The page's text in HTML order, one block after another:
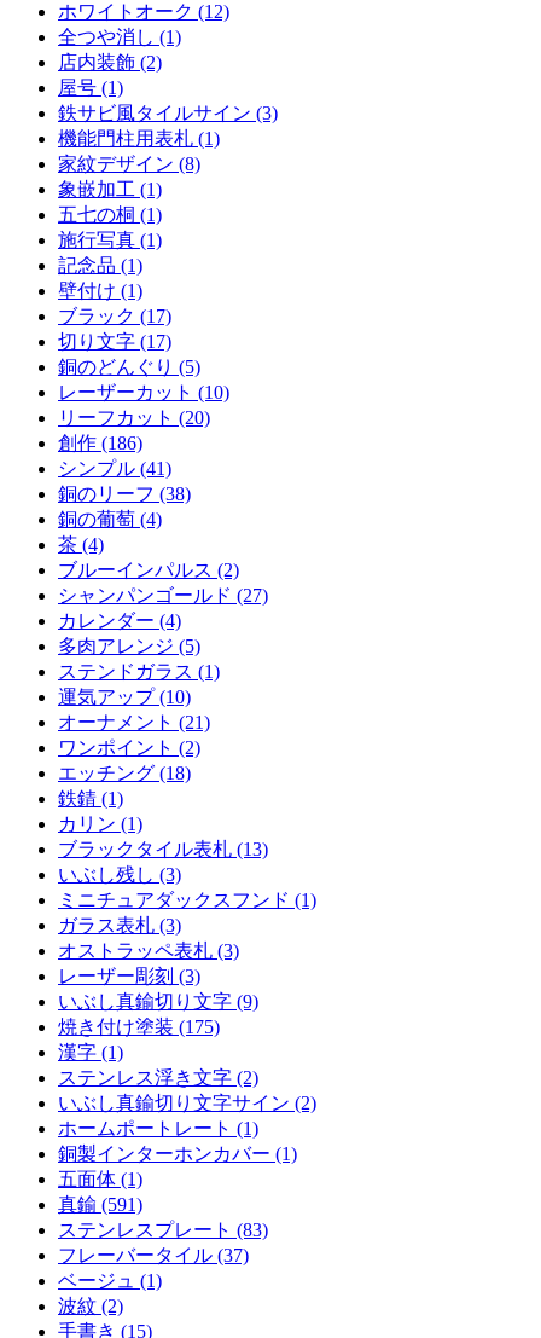
ホワイトオーク (12)
全つや消し (1)
店内装飾 (2)
屋号 (1)
鉄サビ風タイルサイン (3)
機能門柱用表札 (1)
家紋デザイン (8)
象嵌加工 (1)
五七の桐 (1)
施行写真 (1)
記念品 (1)
壁付け (1)
ブラック (17)
切り文字 (17)
銅のどんぐり (5)
レーザーカット (10)
リーフカット (20)
創作 (186)
シンプル (41)
銅のリーフ (38)
銅の葡萄 (4)
茶 (4)
ブルーインパルス (2)
シャンパンゴールド (27)
カレンダー (4)
多肉アレンジ (5)
ステンドガラス (1)
運気アップ (10)
オーナメント (21)
ワンポイント (2)
エッチング (18)
鉄錆 (1)
カリン (1)
ブラックタイル表札 (13)
いぶし残し (3)
ミニチュアダックスフンド (1)
ガラス表札 (3)
オストラッペ表札 (3)
レーザー彫刻 (3)
いぶし真鍮切り文字 (9)
焼き付け塗装 (175)
漢字 (1)
ステンレス浮き文字 (2)
いぶし真鍮切り文字サイン (2)
ホームポートレート (1)
銅製インターホンカバー (1)
五面体 (1)
真鍮 (591)
ステンレスプレート (83)
フレーバータイル (37)
ベージュ (1)
波紋 (2)
手書き (15)